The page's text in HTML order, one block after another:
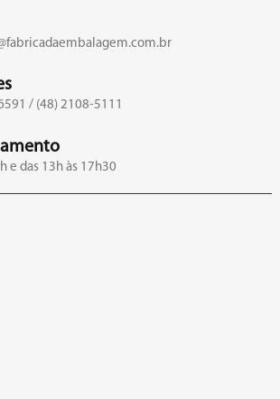
/ (48) 2108-5111
e das 13h às 17h30